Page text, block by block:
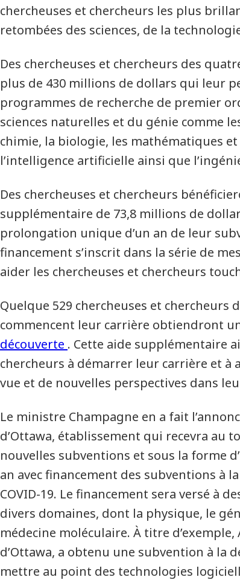
chercheuses et chercheurs les plus
retombées des sciences, de la
Des chercheuses et chercheurs des
plus de 430 millions de dollars qui leur
programmes de recherche de premier
sciences naturelles et du génie comme
chimie, la biologie, les mathématiques
l’intelligence artificielle ainsi que
Des chercheuses et chercheurs
supplémentaire de 73,8 millions de
prolongation unique d’un an de leur
financement s’inscrit dans la série de
aider les chercheuses et chercheurs
Quelque 529 chercheuses et chercheurs
commencent leur carrière obtiendront
découverte . Cette aide supplémentaire
chercheurs à démarrer leur carrière et à
vue et de nouvelles perspectives dans
Le ministre Champagne en a fait
d’Ottawa, établissement qui recevra au
nouvelles subventions et sous la forme
an avec financement des subventions à
COVID-19. Le financement sera versé à
divers domaines, dont la physique, le
médecine moléculaire. À titre
d’Ottawa, a obtenu une subvention à la
mettre au point des technologies